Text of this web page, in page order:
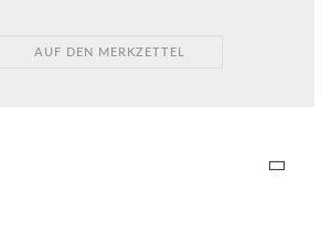
AUF DEN MERKZETTEL